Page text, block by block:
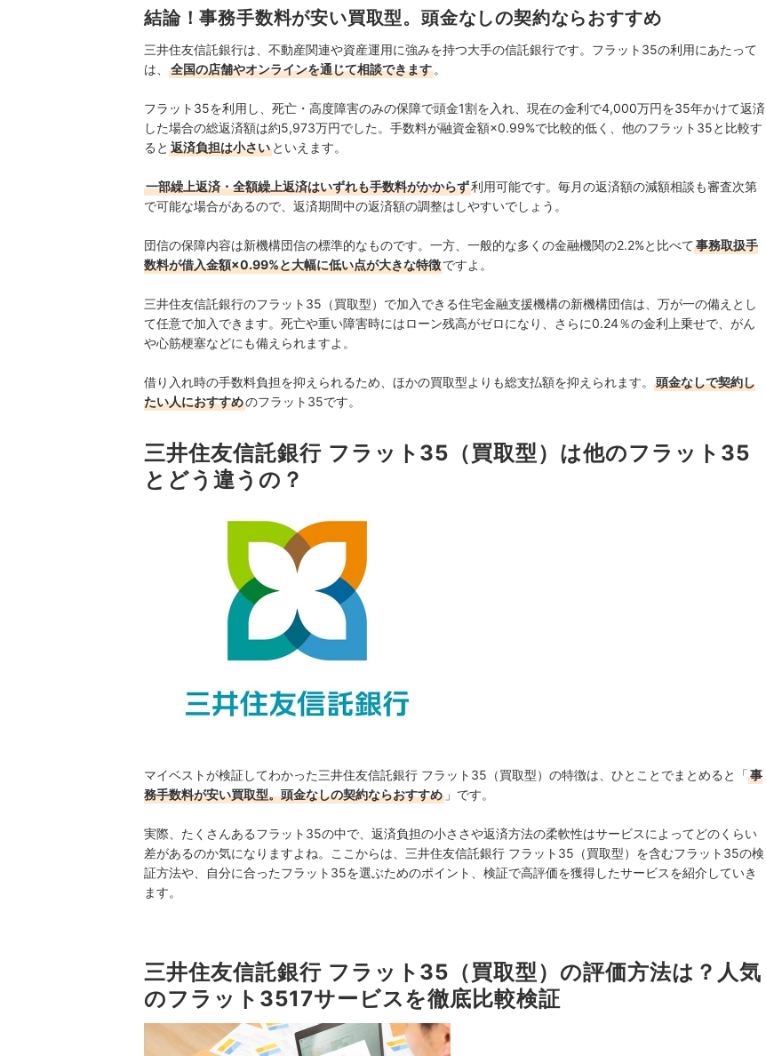
結論！事務手数料が安い買取型。頭金なしの契約ならおすすめ
三井住友信託銀行は、不動産関連や資産運用に強みを持つ大手の信託銀行です。フラット35の利用にあたって
は、
全国の店舗やオンラインを通じて相談できます 。
フラット35を利用し、死亡・高度障害のみの保障で頭金1割を入れ、現在の金利で4,000万円を35年かけて返済
した場合の総返済額は約5,973万円でした。手数料が融資金額×0.99%で比較的低く、他のフラット35と比較す
ると 返済負担は小さい といえます。
一部繰上返済・全額繰上返済はいずれも手数料がかからず利用可能です。毎月の返済額の減額相談も審査次第
で可能な場合があるので、返済期間中の返済額の調整はしやすいでしょう。
団信の保障内容は新機構団信の標準的なものです。一方、一般的な多くの金融機関の2.2%と比べて事務取扱手
数料が借入金額×0.99%と大幅に低い点が大きな特徴ですよ。
三井住友信託銀行のフラット35（買取型）で加入できる住宅金融支援機構の新機構団信は、万が一の備えとし
て任意で加入できます。死亡や重い障害時にはローン残高がゼロになり、さらに0.24％の金利上乗せで、がん
や心筋梗塞などにも備えられますよ。
借り入れ時の手数料負担を抑えられるため、ほかの買取型よりも総支払額を抑えられます。
頭金なしで契約し
たい人におすすめのフラット35です。
三井住友信託銀行 フラット35（買取型）は他のフラット35
とどう違うの？
マイベストが検証してわかった三井住友信託銀行 フラット35（買取型）の特徴は、ひとことでまとめると「事
務手数料が安い買取型。頭金なしの契約ならおすすめ 」です。
実際、たくさんあるフラット35の中で、返済負担の小ささや返済方法の柔軟性はサービスによってどのくらい
差があるのか気になりますよね。ここからは、三井住友信託銀行 フラット35（買取型）を含むフラット35の検
証方法や、自分に合ったフラット35を選ぶためのポイント、検証で高評価を獲得したサービスを紹介していき
ます。
三井住友信託銀行 フラット35（買取型）の評価方法は？人気
のフラット3517サービスを徹底比較検証